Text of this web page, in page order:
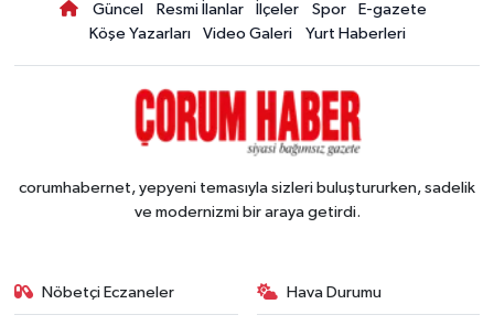
Güncel Resmi İlanlar İlçeler Spor
E-gazete
Köşe Yazarları
Video Galeri Yurt Haberleri
corumhabernet, yepyeni temasıyla sizleri buluştururken, sadelik
ve modernizmi bir araya getirdi.
Nöbetçi Eczaneler Hava Durumu